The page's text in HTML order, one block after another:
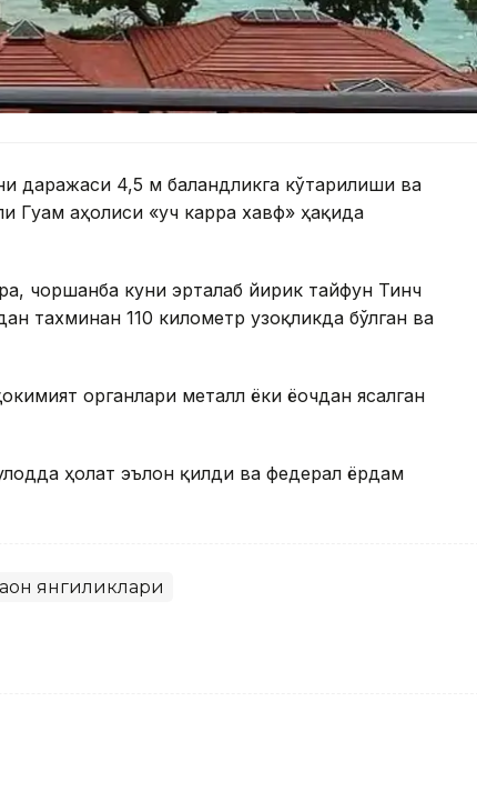
даражаси 4,5 м баландликга кўтарилиши ва
Гуам аҳолиси «уч карра хавф» ҳақида
чоршанба куни эрталаб йирик тайфун Тинч
тахминан 110 километр узоқликда бўлган ва
органлари металл ёки ёғочдан ясалган
ҳолат эълон қилди ва федерал ёрдам
янгиликлари